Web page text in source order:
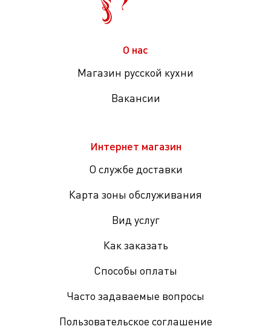
О нас
Магазин русской кухни
Вакансии
Интернет магазин
О службе доставки
Карта зоны обслуживания
Вид услуг
Как заказать
Способы оплаты
Часто задаваемые вопросы
Пользовательское соглашение